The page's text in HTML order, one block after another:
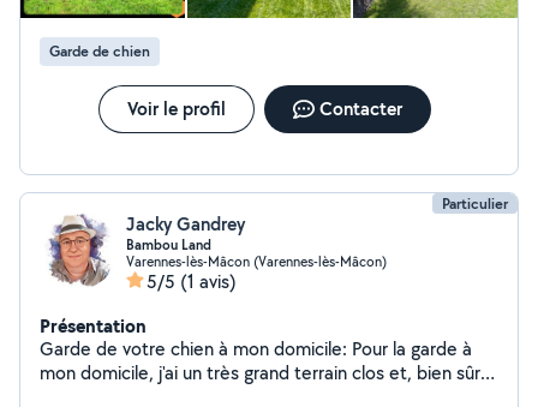
Garde de chien
Voir le profil Contacter
Particulier
Jacky Gandrey
Bambou Land
Varennes-lès-Mâcon (Varennes-lès-Mâcon)
5/5 (1 avis)
Présentation
Garde de votre chien à mon domicile: Pour la garde à
mon domicile, j'ai un très grand terrain clos et, bien sûr,